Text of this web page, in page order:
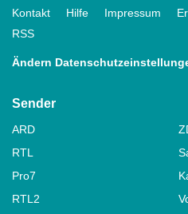
Kontakt Hilfe Impressum
RSS
Ändern
Sender
ARD
RTL
Pro7
RTL2